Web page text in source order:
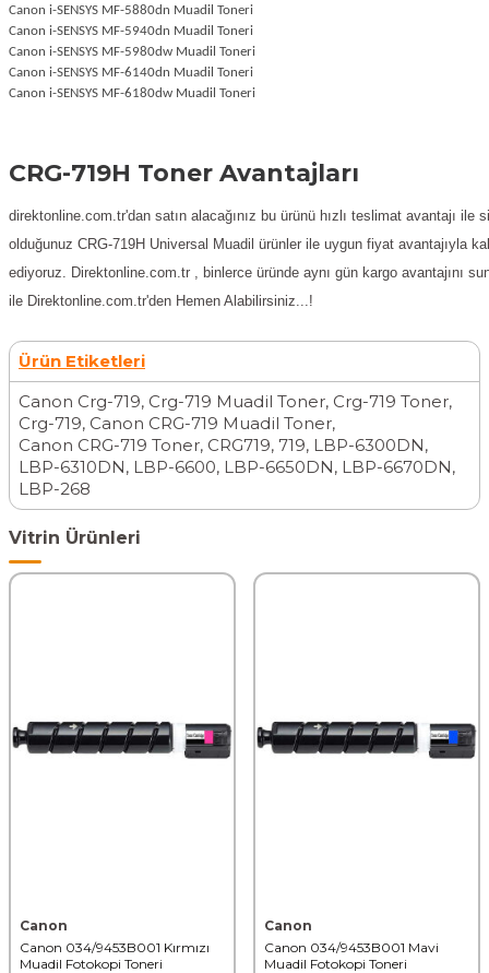
Canon i-SENSYS MF-5880dn Muadil Toneri
Canon i-SENSYS MF-5940dn Muadil Toneri
Canon i-SENSYS MF-5980dw Muadil Toneri
Canon i-SENSYS MF-6140dn Muadil Toneri
Canon i-SENSYS MF-6180dw Muadil Toneri
CRG-719H Toner Avantajları
direktonline.com.tr'dan satın alacağınız bu ürünü hızlı teslimat avantajı
olduğunuz CRG-719H Universal Muadil ürünler ile uygun fiyat avantajıyla
ediyoruz. Direktonline.com.tr , binlerce üründe aynı gün kargo avantajını
ile Direktonline.com.tr'den Hemen Alabilirsiniz...!
Ürün Etiketleri
Canon Crg-719, Crg-719 Muadil Toner, Crg-719 Toner,
Crg-719, Canon CRG-719 Muadil Toner,
Canon CRG-719 Toner, CRG719, 719, LBP-6300DN,
LBP-6310DN, LBP-6600, LBP-6650DN, LBP-6670DN,
LBP-268
Vitrin Ürünleri
Canon
Canon 034/9453B001 Kırmızı
Muadil Fotokopi Toneri
Canon
Canon 034/9453B001 Mavi
Muadil Fotokopi Toneri